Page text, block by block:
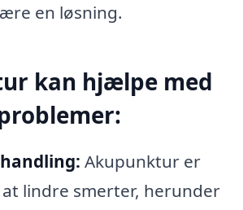
en løsning.
kan hjælpe med
Akupunktur er
lindre smerter, herunder